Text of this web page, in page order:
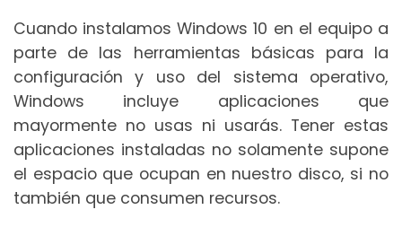
Cuando instalamos Windows 10 en el equipo a
parte de las herramientas básicas para la
configuración y uso del sistema operativo,
Windows incluye aplicaciones que
mayormente no usas ni usarás. Tener estas
aplicaciones instaladas no solamente supone
el espacio que ocupan en nuestro disco, si no
también que consumen recursos.